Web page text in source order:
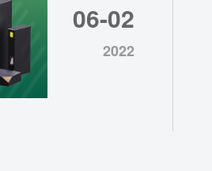
06-02
2022